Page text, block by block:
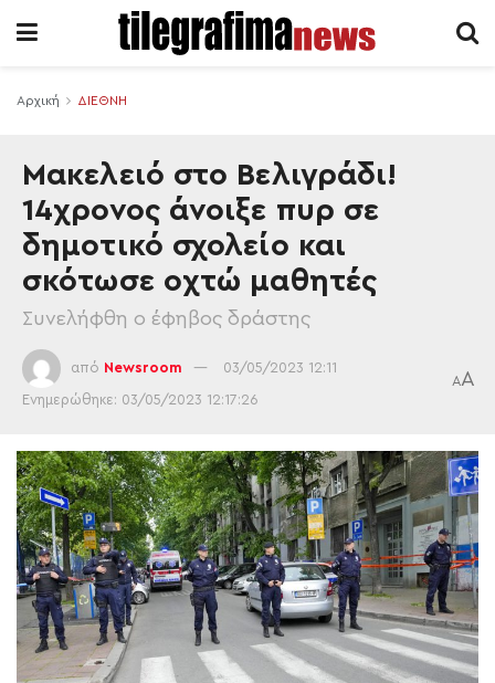
Αρχική ΔΙΕΘΝΗ
Μακελειό στο Βελιγράδι!
14χρονος άνοιξε πυρ σε
δημοτικό σχολείο και
σκότωσε οχτώ μαθητές
Συνελήφθη ο έφηβος δράστης
από Newsroom 03/05/2023 12:11
Ενημερώθηκε: 03/05/2023 12:17:26
AA